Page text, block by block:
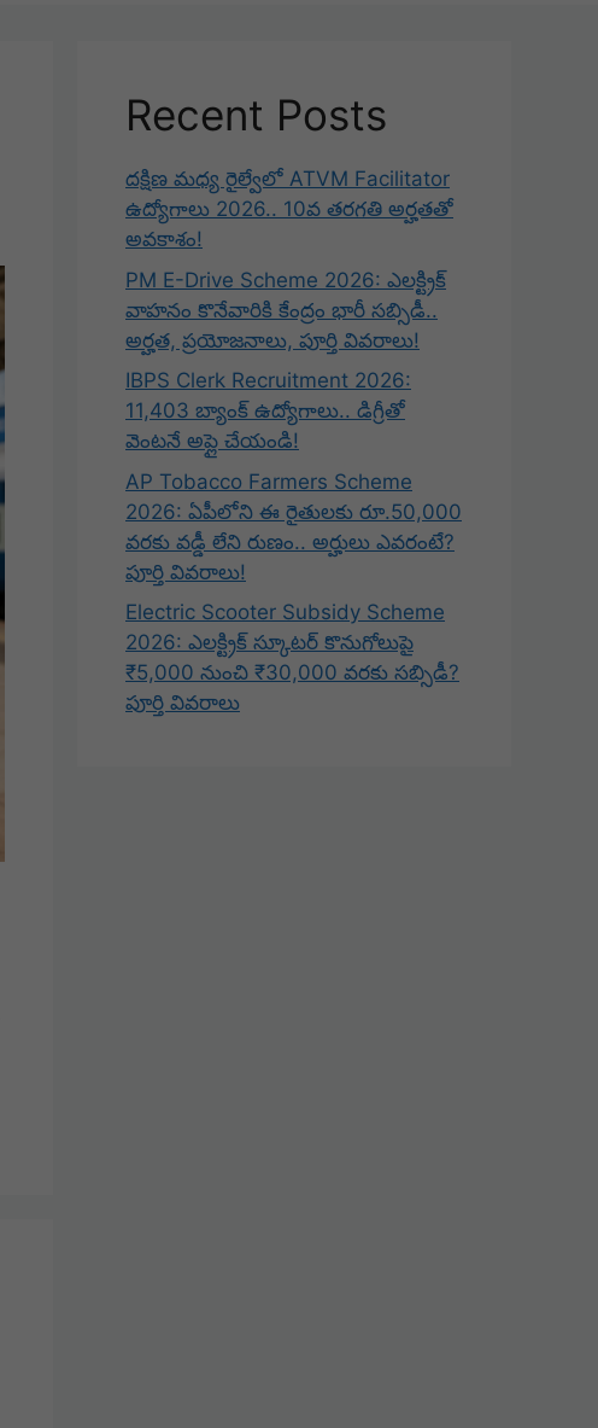
Recent Posts
దక్షిణ మధ్య రైల్వేలో ATVM Facilitator
ఉద్యోగాలు 2026.. 10వ తరగతి అర్హతతో
అవకాశం!
PM E-Drive Scheme 2026: ఎలక్ట్రిక్
వాహనం కొనేవారికి కేంద్రం భారీ సబ్సిడీ..
అర్హత, ప్రయోజనాలు, పూర్తి వివరాలు!
IBPS Clerk Recruitment 2026:
11,403 బ్యాంక్ ఉద్యోగాలు.. డిగ్రీతో
వెంటనే అప్లై చేయండి!
AP Tobacco Farmers Scheme
2026: ఏపీలోని ఈ రైతులకు రూ.50,000
వరకు వడ్డీ లేని రుణం.. అర్హులు ఎవరంటే?
పూర్తి వివరాలు!
Electric Scooter Subsidy Scheme
2026: ఎలక్ట్రిక్ స్కూటర్ కొనుగోలుపై
₹5,000 నుంచి ₹30,000 వరకు సబ్సిడీ?
పూర్తి వివరాలు